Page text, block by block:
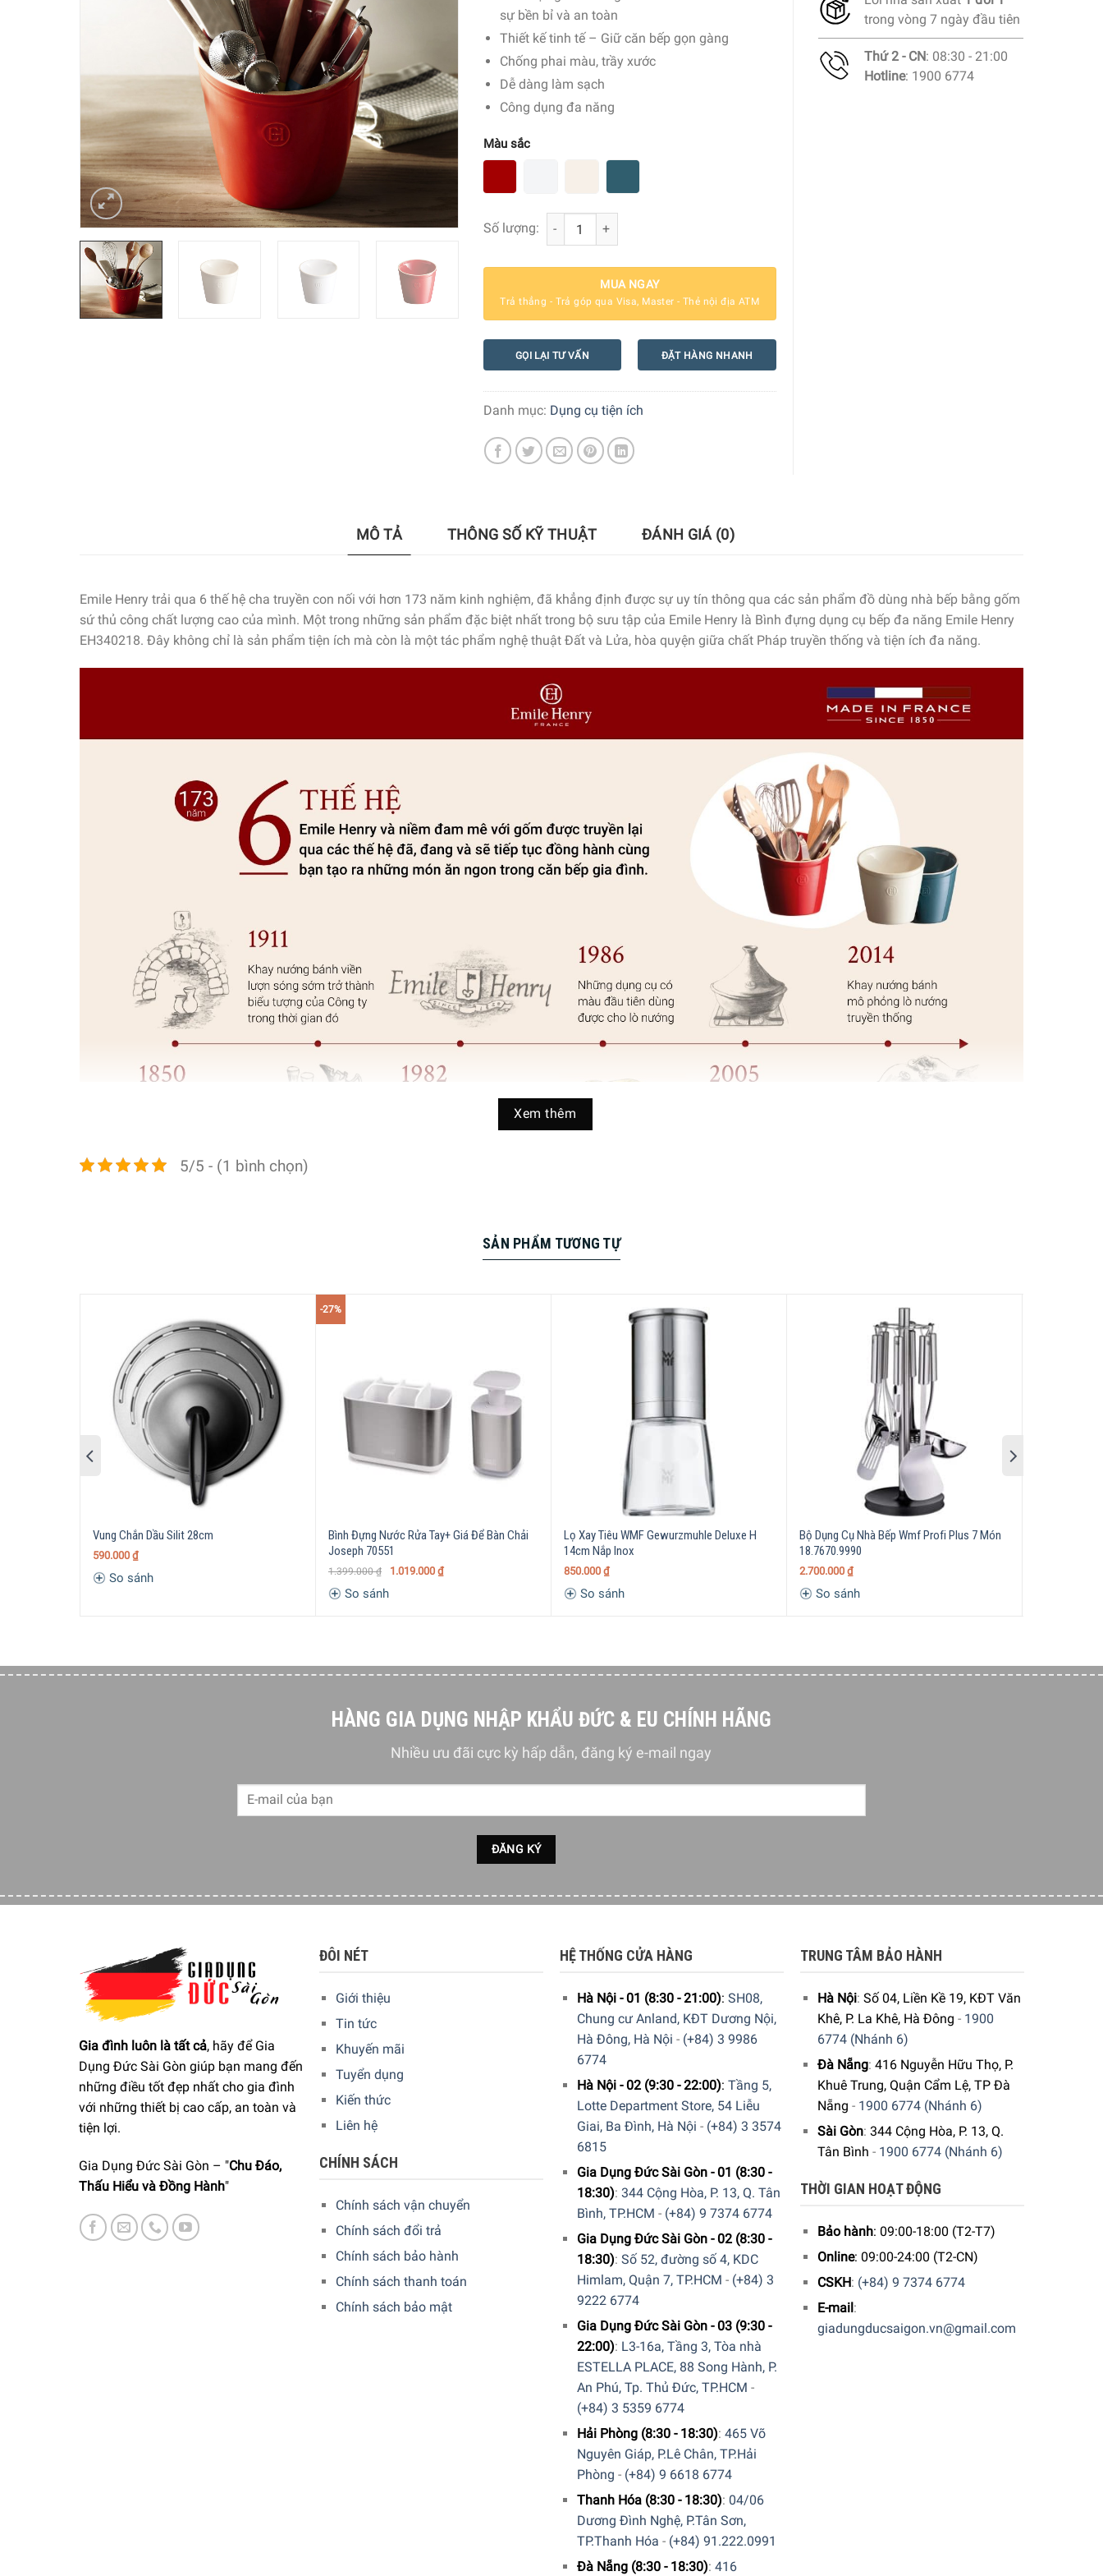
sự bền bỉ và an toàn
Thiết kế tinh tế – Giữ căn bếp gọn gàng
Chống phai màu, trầy xước
Dễ dàng làm sạch
Công dụng đa năng
Màu sắc
Số lượng: Bình Đựng Dụng Cụ Bếp Đa Năng Emile Henry EH340218 số lượng
MUA NGAY
Trả thẳng - Trả góp qua Visa, Master - Thẻ nội địa ATM
GỌI LẠI TƯ VẤN ĐẶT HÀNG NHANH
Danh mục: Dụng cụ tiện ích
trong vòng 7 ngày đầu tiên
Thứ 2 - CN: 08:30 - 21:00
Hotline: 1900 6774
MÔ TẢ THÔNG SỐ KỸ THUẬT ĐÁNH GIÁ (0)
Emile Henry trải qua 6 thế hệ cha truyền con nối với hơn 173 năm kinh nghiệm, đã khẳng định được sự uy tín thông qua các sản phẩm đồ dùng nhà bếp bằng gốm
sứ thủ công chất lượng cao của mình. Một trong những sản phẩm đặc biệt nhất trong bộ sưu tập của Emile Henry là Bình đựng dụng cụ bếp đa năng Emile Henry
EH340218. Đây không chỉ là sản phẩm tiện ích mà còn là một tác phẩm nghệ thuật Đất và Lửa, hòa quyện giữa chất Pháp truyền thống và tiện ích đa năng.
Chất liệu gốm sứ Hight Resistance – Đảm bảo sự bền bỉ và an toàn
Emile Henry luôn nghiêm túc và tập trung tuyệt đối với việc sản xuất đồ gốm cao cấp. Bình Đựng Dụng Cụ Bếp này được sản xuất từ chất liệu gốm High Resistance
Với đường kính rộng rãi lên đến 15,5 cm và dung tích lên đến 1L, Bình Đựng Dụng Cụ Bếp Emile Henry EH340218 đa năng có khả năng chứa đựng linh hoạt đến 10
loại dụng cụ bếp có nhiều kích thước khác nhau. Bên cạnh đó, với chiều cao 16,5 cm và thiết kế thành bình cao dần về phía sau – vừa đủ để giữ chắc chắn các
Xem thêm
5/5 - (1 bình chọn)
SẢN PHẨM TƯƠNG TỰ
Vung Chắn Dầu Silit 28cm
590.000 ₫
So sánh
-27%
Bình Đựng Nước Rửa Tay+ Giá Để Bàn Chải
Joseph 70551
1.399.000₫ 1.019.000 ₫
So sánh
Lọ Xay Tiêu WMF Gewurzmuhle Deluxe H
14cm Nắp Inox
850.000 ₫
So sánh
Bộ Dụng Cụ Nhà Bếp Wmf Profi Plus 7 Món
18.7670.9990
2.700.000 ₫
So sánh
HÀNG GIA DỤNG NHẬP KHẨU ĐỨC & EU CHÍNH HÃNG
Nhiều ưu đãi cực kỳ hấp dẫn, đăng ký e-mail ngay
Gia đình luôn là tất cả, hãy để Gia
Dụng Đức Sài Gòn giúp bạn mang đến
những điều tốt đẹp nhất cho gia đình
với những thiết bị cao cấp, an toàn và
tiện lợi.
Gia Dụng Đức Sài Gòn – "Chu Đáo,
Thấu Hiểu và Đồng Hành"
ĐÔI NÉT
Giới thiệu
Tin tức
Khuyến mãi
Tuyển dụng
Kiến thức
Liên hệ
CHÍNH SÁCH
Chính sách vận chuyển
Chính sách đổi trả
Chính sách bảo hành
Chính sách thanh toán
Chính sách bảo mật
HỆ THỐNG CỬA HÀNG
Hà Nội - 01 (8:30 - 21:00): SH08,
Chung cư Anland, KĐT Dương Nội,
Hà Đông, Hà Nội - (+84) 3 9986
6774
Hà Nội - 02 (9:30 - 22:00): Tầng 5,
Lotte Department Store, 54 Liễu
Giai, Ba Đình, Hà Nội - (+84) 3 3574
6815
Gia Dụng Đức Sài Gòn - 01 (8:30 -
18:30): 344 Cộng Hòa, P. 13, Q. Tân
Bình, TP.HCM - (+84) 9 7374 6774
Gia Dụng Đức Sài Gòn - 02 (8:30 -
18:30): Số 52, đường số 4, KDC
Himlam, Quận 7, TP.HCM - (+84) 3
9222 6774
Gia Dụng Đức Sài Gòn - 03 (9:30 -
22:00): L3-16a, Tầng 3, Tòa nhà
ESTELLA PLACE, 88 Song Hành, P.
An Phú, Tp. Thủ Đức, TP.HCM -
(+84) 3 5359 6774
Hải Phòng (8:30 - 18:30): 465 Võ
Nguyên Giáp, P.Lê Chân, TP.Hải
Phòng - (+84) 9 6618 6774
Thanh Hóa (8:30 - 18:30): 04/06
Dương Đình Nghệ, P.Tân Sơn,
TP.Thanh Hóa - (+84) 91.222.0991
Đà Nẵng (8:30 - 18:30): 416
TRUNG TÂM BẢO HÀNH
Hà Nội: Số 04, Liền Kề 19, KĐT Văn
Khê, P. La Khê, Hà Đông - 1900
6774 (Nhánh 6)
Đà Nẵng: 416 Nguyễn Hữu Thọ, P.
Khuê Trung, Quận Cẩm Lệ, TP Đà
Nẵng - 1900 6774 (Nhánh 6)
Sài Gòn: 344 Cộng Hòa, P. 13, Q.
Tân Bình - 1900 6774 (Nhánh 6)
THỜI GIAN HOẠT ĐỘNG
Bảo hành: 09:00-18:00 (T2-T7)
Online: 09:00-24:00 (T2-CN)
CSKH: (+84) 9 7374 6774
E-mail:
giadungducsaigon.vn@gmail.com